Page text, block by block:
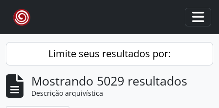
Skip to main content
Limite seus resultados por:
Mostrando 5029 resultados
Descrição arquivística